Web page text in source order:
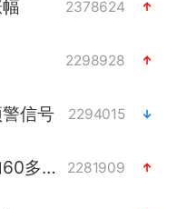
2378624
2298928
信号 2294015
富婆带资进组给自己硬加60多场吻戏 2281909